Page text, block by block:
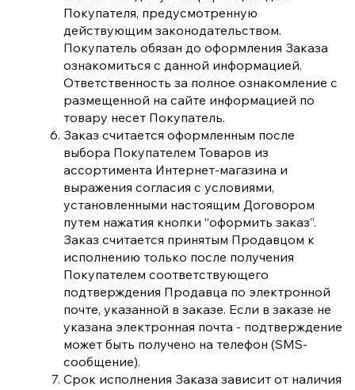
Покупателя, предусмотренную
действующим законодательством.
Покупатель обязан до оформления Заказа
ознакомиться с данной информацией.
Ответственность за полное ознакомление с
размещенной на сайте информацией по
товару несет Покупатель.
Заказ считается оформленным после
выбора Покупателем Товаров из
ассортимента Интернет-магазина и
выражения согласия с условиями,
установленными настоящим Договором
путем нажатия кнопки “оформить заказ”.
Заказ считается принятым Продавцом к
исполнению только после получения
Покупателем соответствующего
подтверждения Продавца по электронной
почте, указанной в заказе. Если в заказе не
указана электронная почта - подтверждение
может быть получено на телефон (SMS-
сообщение).
Срок исполнения Заказа зависит от наличия